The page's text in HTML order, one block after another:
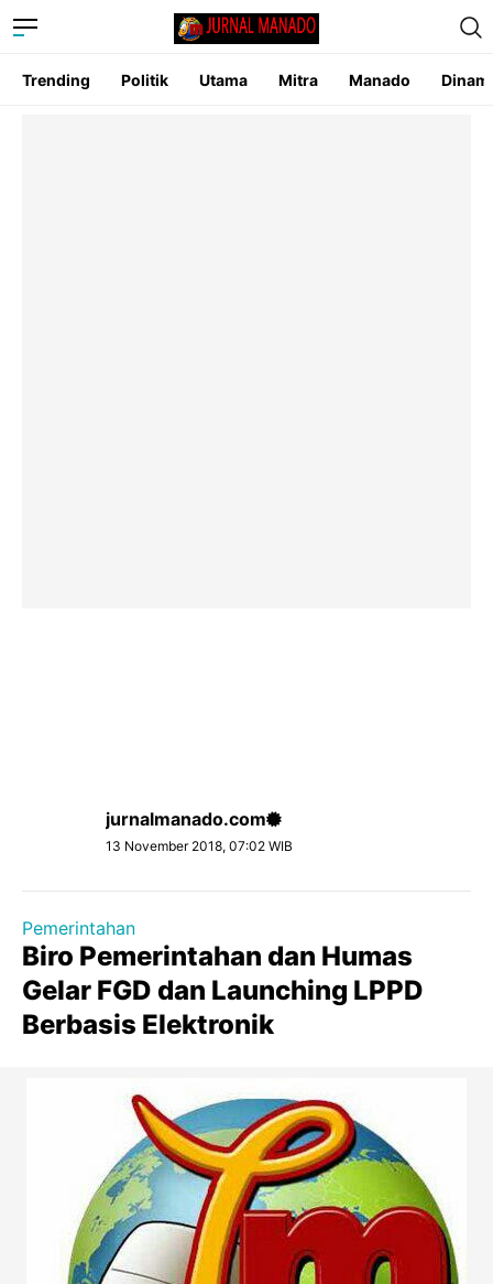
Trending Politik Utama Mitra Manado
jurnalmanado.com
13 November 2018, 07:02 WIB
Pemerintahan
Biro Pemerintahan dan Humas
Gelar FGD dan Launching LPPD
Berbasis Elektronik